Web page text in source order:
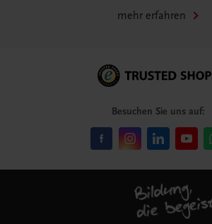
mehr erfahren
Besuchen Sie uns auf: